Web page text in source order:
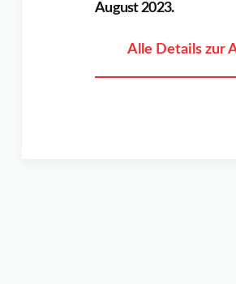
August 2023.
Alle Details zur